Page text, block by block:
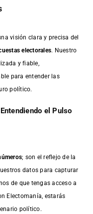
visión clara y precisa del
electorales. Nuestro
y fiable,
para entender las
político.
el Pulso
; son el reflejo de la
datos para capturar
de que tengas acceso a
Electomanía, estarás
político.